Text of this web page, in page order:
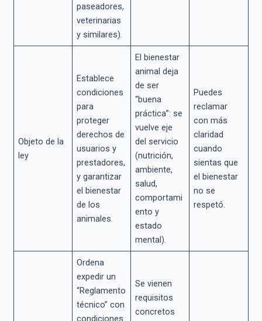
paseadores,
veterinarias
y similares).
Objeto de la
ley
Establece
condiciones
para
proteger
derechos de
usuarios y
prestadores,
y garantizar
el bienestar
de los
animales.
El bienestar
animal deja
de ser
“buena
práctica”: se
vuelve eje
del servicio
(nutrición,
ambiente,
salud,
comportami
ento y
estado
mental).
Puedes
reclamar
con más
claridad
cuando
sientas que
el bienestar
no se
respetó.
Ordena
expedir un
“Reglamento
técnico” con
condiciones
Se vienen
requisitos
concretos